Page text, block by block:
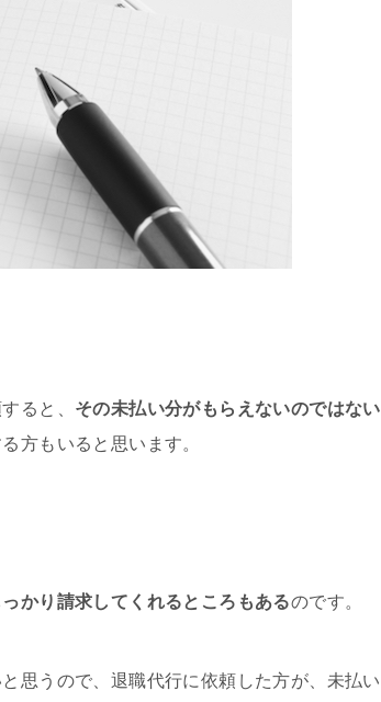
ると、 その未払い分がもらえないのではない
方もいると思います。
かり請求してくれるところもあるのです。
思うので、退職代行に依頼した方が、未払い